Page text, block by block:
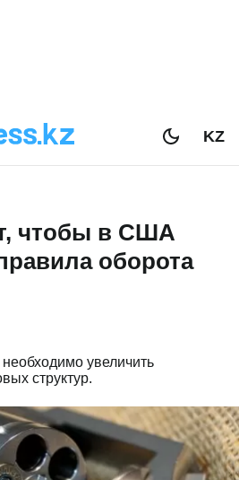
KZ
чтобы в США
оборота
увеличить
структур.